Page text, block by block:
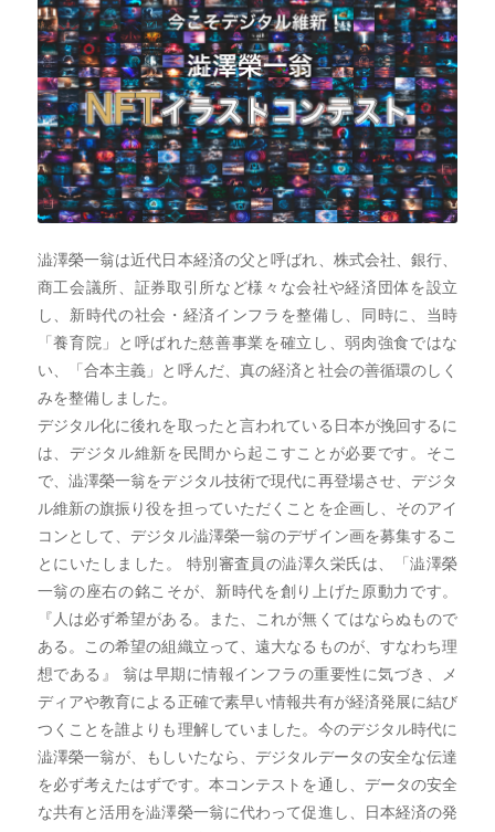
澁澤榮一翁は近代日本経済の父と呼ばれ、株式会社、銀行、
商工会議所、証券取引所など様々な会社や経済団体を設立
し、新時代の社会・経済インフラを整備し、同時に、当時
「養育院」と呼ばれた慈善事業を確立し、弱肉強食ではな
い、「合本主義」と呼んだ、真の経済と社会の善循環のしく
みを整備しました。
デジタル化に後れを取ったと言われている日本が挽回するに
は、デジタル維新を民間から起こすことが必要です。そこ
で、澁澤榮一翁をデジタル技術で現代に再登場させ、デジタ
ル維新の旗振り役を担っていただくことを企画し、そのアイ
コンとして、デジタル澁澤榮一翁のデザイン画を募集するこ
とにいたしました。 特別審査員の澁澤久栄氏は、「澁澤榮
一翁の座右の銘こそが、新時代を創り上げた原動力です。
『人は必ず希望がある。また、これが無くてはならぬもので
ある。この希望の組織立って、遠大なるものが、すなわち理
想である』 翁は早期に情報インフラの重要性に気づき、メ
ディアや教育による正確で素早い情報共有が経済発展に結び
つくことを誰よりも理解していました。今のデジタル時代に
澁澤榮一翁が、もしいたなら、デジタルデータの安全な伝達
を必ず考えたはずです。本コンテストを通し、データの安全
な共有と活用を澁澤榮一翁に代わって促進し、日本経済の発